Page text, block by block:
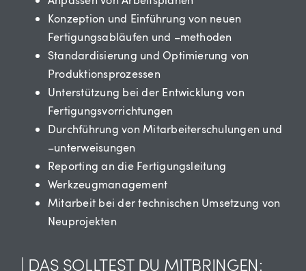
Konzeption und Einführung von neuen
Fertigungsabläufen und –methoden
Standardisierung und Optimierung von
Produktionsprozessen
Unterstützung bei der Entwicklung von
Fertigungsvorrichtungen
Durchführung von Mitarbeiterschulungen und
–unterweisungen
Reporting an die Fertigungsleitung
Werkzeugmanagement
Mitarbeit bei der technischen Umsetzung von
Neuprojekten
| DAS SOLLTEST DU MITBRINGEN: